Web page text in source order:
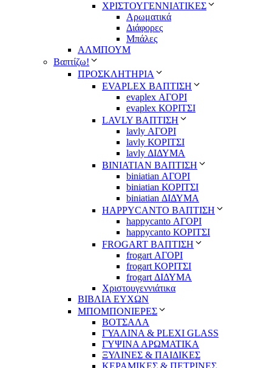
ΧΡΙΣΤΟΥΓΕΝΝΙΑΤΙΚΕΣ
Αρωματικά
Διάφορες
Μπάλες
ΑΛΜΠΟΥΜ
Βαπτίζω!
ΠΡΟΣΚΛΗΤΗΡΙΑ
EVAPLEX ΒΑΠΤΙΣΗ
evaplex ΑΓΟΡΙ
evaplex ΚΟΡΙΤΣΙ
LAVLY ΒΑΠΤΙΣΗ
lavly ΑΓΟΡΙ
lavly ΚΟΡΙΤΣΙ
lavly ΔΙΔΥΜΑ
ΒΙΝΙΑΤΙΑΝ ΒΑΠΤΙΣΗ
biniatian ΑΓΟΡΙ
biniatian ΚΟΡΙΤΣΙ
biniatian ΔΙΔΥΜΑ
HAPPYCANTO ΒΑΠΤΙΣΗ
happycanto ΑΓΟΡΙ
happycanto ΚΟΡΙΤΣΙ
FROGART ΒΑΠΤΙΣΗ
frogart ΑΓΟΡΙ
frogart ΚΟΡΙΤΣΙ
frogart ΔΙΔΥΜΑ
Χριστουγεννιάτικα
ΒΙΒΛΙΑ ΕΥΧΩΝ
ΜΠΟΜΠΟΝΙΕΡΕΣ
ΒΟΤΣΑΛΑ
ΓΥΑΛΙΝΑ & PLEXI GLASS
ΓΥΨΙΝΑ ΑΡΩΜΑΤΙΚΑ
ΞΥΛΙΝΕΣ & ΠΑΙΔΙΚΕΣ